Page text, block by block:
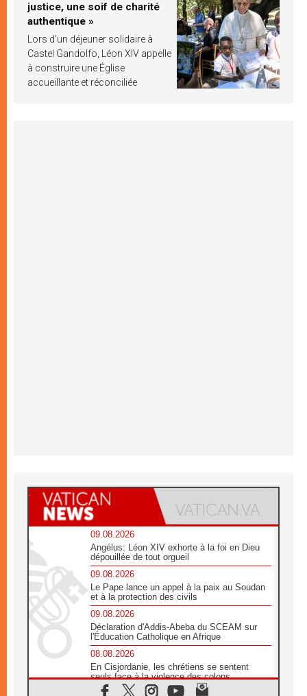
justice, une soif de charité
authentique »
Lors d’un déjeuner solidaire à
Castel Gandolfo, Léon XIV appelle
à construire une Église
accueillante et réconciliée
09.08.2026
Angélus: Léon XIV exhorte à la foi en Dieu
dépouillée de tout orgueil
09.08.2026
Le Pape lance un appel à la paix au Soudan
et à la protection des civils
09.08.2026
Déclaration d'Addis-Abeba du SCEAM sur
l'Éducation Catholique en Afrique
08.08.2026
En Cisjordanie, les chrétiens se sentent
seuls face à la violence des colons
08.08.2026